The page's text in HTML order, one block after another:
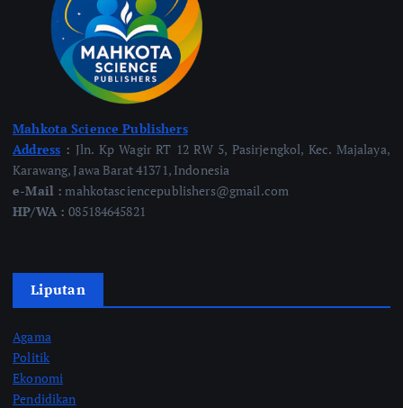
Mahkota Science Publishers
Address : Jln. Kp Wagir RT 12 RW 5, Pasirjengkol, Kec. Majalaya,
Karawang, Jawa Barat 41371, Indonesia
e-Mail : mahkotasciencepublishers@gmail.com
HP/WA :085184645821
Liputan
Agama
Politik
Ekonomi
Pendidikan